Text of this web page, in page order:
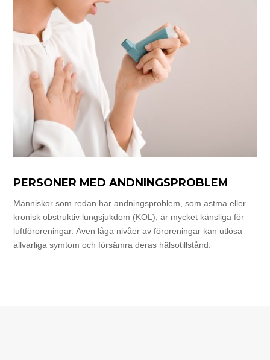
PERSONER MED ANDNINGSPROBLEM
Människor som redan har andningsproblem, som astma eller
kronisk obstruktiv lungsjukdom (KOL), är mycket känsliga för
luftföroreningar. Även låga nivåer av föroreningar kan utlösa
allvarliga symtom och försämra deras hälsotillstånd.